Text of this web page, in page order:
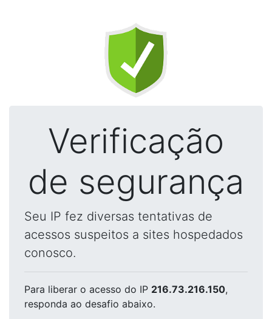
Verificação
de segurança
Seu IP fez diversas tentativas de
acessos suspeitos a sites hospedados
conosco.
Para liberar o acesso do IP 216.73.216.150,
responda ao desafio abaixo.